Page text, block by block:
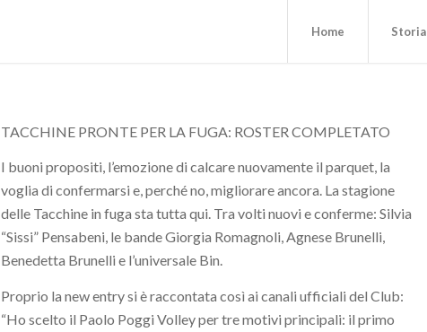
Home Storia
TACCHINE PRONTE PER LA FUGA: ROSTER COMPLETATO
I buoni propositi, l’emozione di calcare nuovamente il parquet, la
voglia di confermarsi e, perché no, migliorare ancora. La stagione
delle Tacchine in fuga sta tutta qui. Tra volti nuovi e conferme: Silvia
“Sissi” Pensabeni, le bande Giorgia Romagnoli, Agnese Brunelli,
Benedetta Brunelli e l’universale Bin.
Proprio la new entry si è raccontata così ai canali ufficiali del Club:
“Ho scelto il Paolo Poggi Volley per tre motivi principali: il primo